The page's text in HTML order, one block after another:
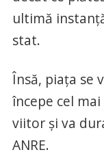
ultimă
stat.
Însă, piața se
începe cel
viitor și va
ANRE.